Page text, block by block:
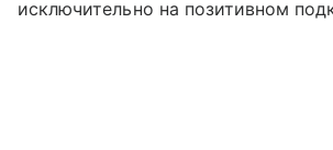
исключительно на позитивном